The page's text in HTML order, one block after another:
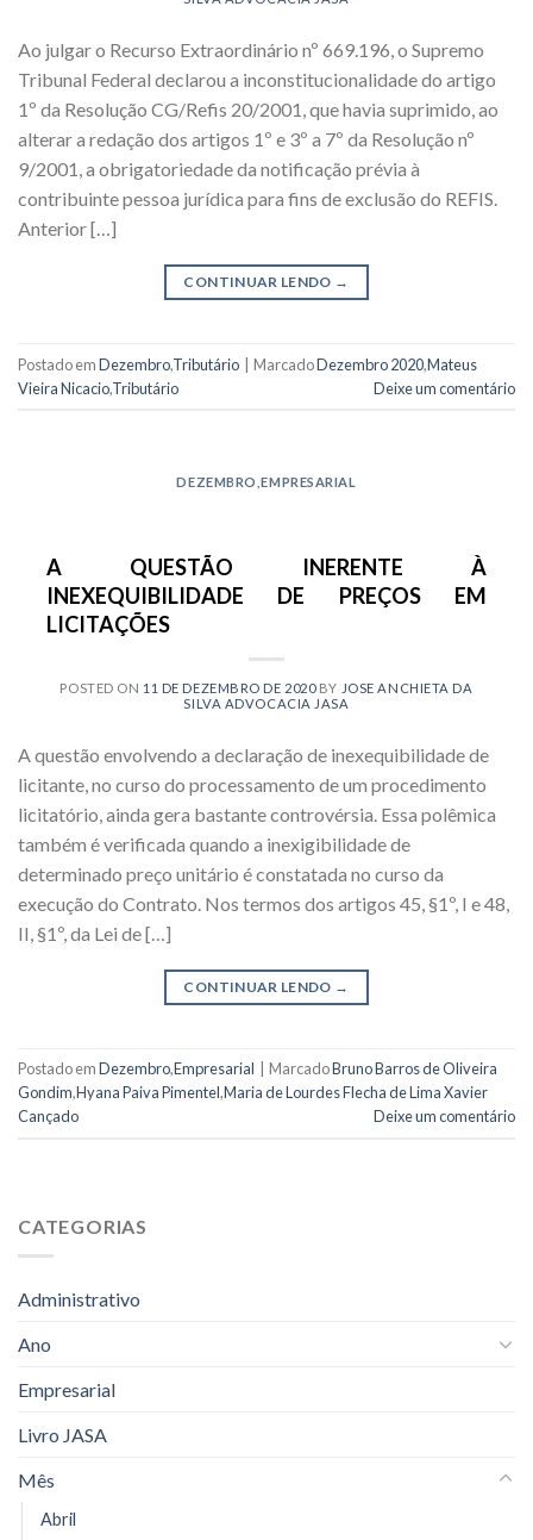
Ao julgar o Recurso Extraordinário nº 669.196, o Supremo
Tribunal Federal declarou a inconstitucionalidade do artigo
1º da Resolução CG/Refis 20/2001, que havia suprimido, ao
alterar a redação dos artigos 1º e 3º a 7º da Resolução nº
9/2001, a obrigatoriedade da notificação prévia à
contribuinte pessoa jurídica para fins de exclusão do REFIS.
Anterior […]
CONTINUAR LENDO →
Postado emDezembro,Tributário MarcadoDezembro 2020,Mateus
Vieira Nicacio,Tributário Deixe um comentário
DEZEMBRO ,EMPRESARIAL
A QUESTÃO INERENTE À
INEXEQUIBILIDADE DE PREÇOS EM
LICITAÇÕES
POSTED ON 11 DE DEZEMBRO DE 2020BY JOSE ANCHIETA DA
SILVA ADVOCACIA JASA
A questão envolvendo a declaração de inexequibilidade de
licitante, no curso do processamento de um procedimento
licitatório, ainda gera bastante controvérsia. Essa polêmica
também é verificada quando a inexigibilidade de
determinado preço unitário é constatada no curso da
execução do Contrato. Nos termos dos artigos 45, §1º, I e 48,
II, §1º, da Lei de […]
CONTINUAR LENDO →
Postado emDezembro,Empresarial MarcadoBruno Barros de Oliveira
Gondim,Hyana Paiva Pimentel,Maria de Lourdes Flecha de Lima Xavier
Cançado
Deixe um comentário
CATEGORIAS
Administrativo
Ano
Empresarial
Livro JASA
Mês
Abril